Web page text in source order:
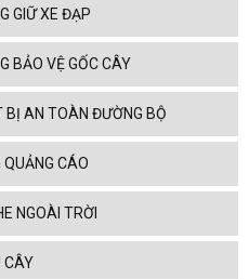
GIỮ XE ĐẠP
BẢO VỆ GỐC CÂY
BỊ AN TOÀN ĐƯỜNG BỘ
QUẢNG CÁO
NGOÀI TRỜI
CÂY